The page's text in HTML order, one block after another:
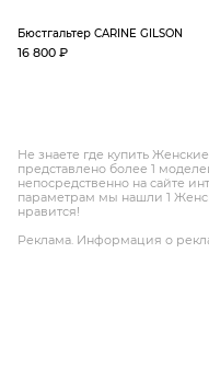
Бюстгальтер CARINE GILSON
16 800 ₽
Не знаете где купить
представлено более 1
непосредственно на сайте
параметрам мы нашли 1
нравится!
Реклама. Информация о